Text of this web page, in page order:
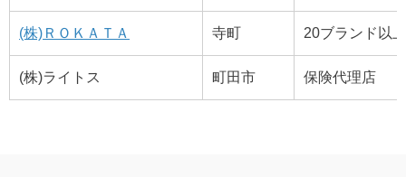
(株)ＲＯＫＡＴＡ 寺町 20ブランド以
(株)ライトス 町田市 保険代理店